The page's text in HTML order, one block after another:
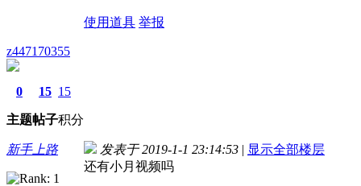
使用道具 举报
z447170355
0
主题
15
帖子
15
积分
新手上路 发表于 2019-1-1 23:14:53 | 显示全部楼层
还有小月视频吗